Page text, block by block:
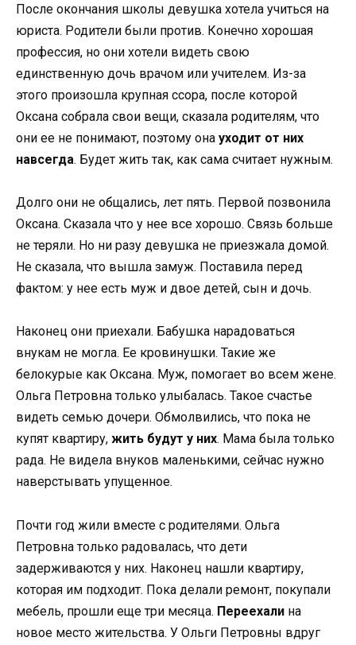
После окончания школы девушка хотела учиться на
юриста. Родители были против. Конечно хорошая
профессия, но они хотели видеть свою
единственную дочь врачом или учителем. Из-за
этого произошла крупная ссора, после которой
Оксана собрала свои вещи, сказала родителям, что
они ее не понимают, поэтому она уходит от них
навсегда. Будет жить так, как сама считает нужным.
Долго они не общались, лет пять. Первой позвонила
Оксана. Сказала что у нее все хорошо. Связь больше
не теряли. Но ни разу девушка не приезжала домой.
Не сказала, что вышла замуж. Поставила перед
фактом: у нее есть муж и двое детей, сын и дочь.
Наконец они приехали. Бабушка нарадоваться
внукам не могла. Ее кровинушки. Такие же
белокурые как Оксана. Муж, помогает во всем жене.
Ольга Петровна только улыбалась. Такое счастье
видеть семью дочери. Обмолвились, что пока не
купят квартиру, жить будут у них. Мама была только
рада. Не видела внуков маленькими, сейчас нужно
наверстывать упущенное.
Почти год жили вместе с родителями. Ольга
Петровна только радовалась, что дети
задерживаются у них. Наконец нашли квартиру,
которая им подходит. Пока делали ремонт, покупали
мебель, прошли еще три месяца. Переехали на
новое место жительства. У Ольги Петровны вдруг